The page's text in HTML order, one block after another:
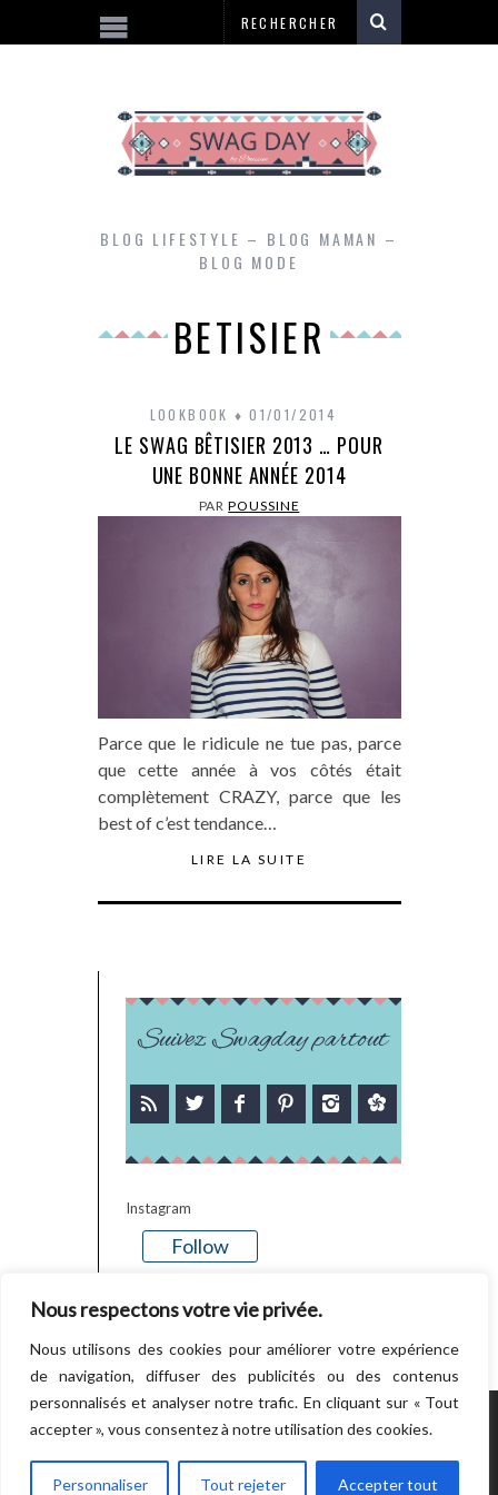
Nous respectons votre vie privée.
Nous utilisons des cookies pour améliorer votre expérience
de navigation, diffuser des publicités ou des contenus
personnalisés et analyser notre trafic. En cliquant sur « Tout
accepter », vous consentez à notre utilisation des cookies.
Personnaliser Tout rejeter Accepter tout
BLOG LIFESTYLE – BLOG MAMAN –
BLOG MODE
BETISIER
LOOKBOOK 01/01/2014
LE SWAG BÊTISIER 2013 … POUR
UNE BONNE ANNÉE 2014
PARPOUSSINE
Parce que le ridicule ne tue pas, parce
que cette année à vos côtés était
complètement CRAZY, parce que les
best of c’est tendance…
LIRE LA SUITE
Suivez Swagday partout
Instagram
Follow
POWERED BY WORDPRESS.CREATED BY
THEMESINDEP
RETOUR EN HAUT